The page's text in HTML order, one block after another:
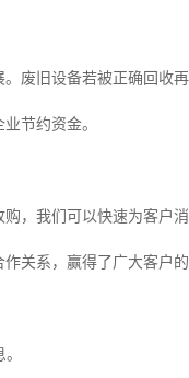
废旧设备若被正确回收
节约资金。
，我们可以快速为客户
关系，赢得了广大客户的